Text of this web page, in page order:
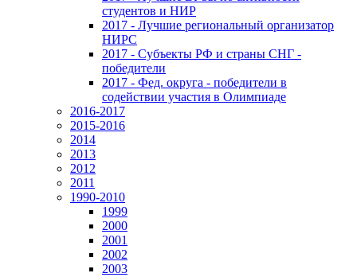
студентов и НИР
2017 - Лучшие региональный организатор
НИРС
2017 - Субъекты РФ и страны СНГ -
победители
2017 - Фед. округа - победители в
содействии участия в Олимпиаде
2016-2017
2015-2016
2014
2013
2012
2011
1990-2010
1999
2000
2001
2002
2003